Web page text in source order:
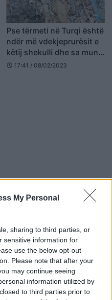
My Personal
sharing to third parties, or
sensitive information for
use the below opt-out
Please note that after your
may continue seeing
information utilized by
to third parties prior to
Pse tërmeti në Turqi është
ndër më vdekjeprurësit e
këtij shekulli dhe sa mund
të mbijetojnë njerëzit nën
schedule 17:41 / 08/02/2023
ruse godasin zonat
Kievit, vriten tre
përfshirë një fëmijë